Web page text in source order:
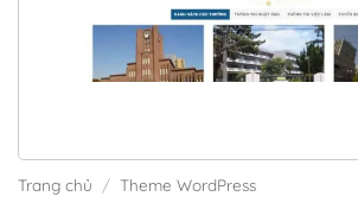
Trang chủ / Theme WordPress